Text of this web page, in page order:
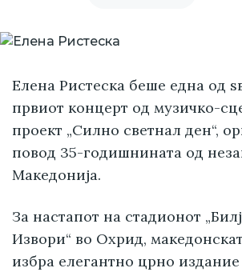
Елена Ристеска беше една од
првиот концерт од музичко-
проект „Силно светнал ден“,
повод 35-годишнината од
Македонија.
За настапот на стадионот
Извори“ во Охрид,
избра елегантно црно издание